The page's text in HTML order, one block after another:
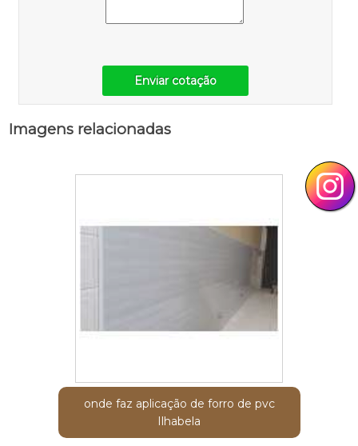
Enviar cotação
Imagens relacionadas
onde faz aplicação de forro de pvc
Ilhabela